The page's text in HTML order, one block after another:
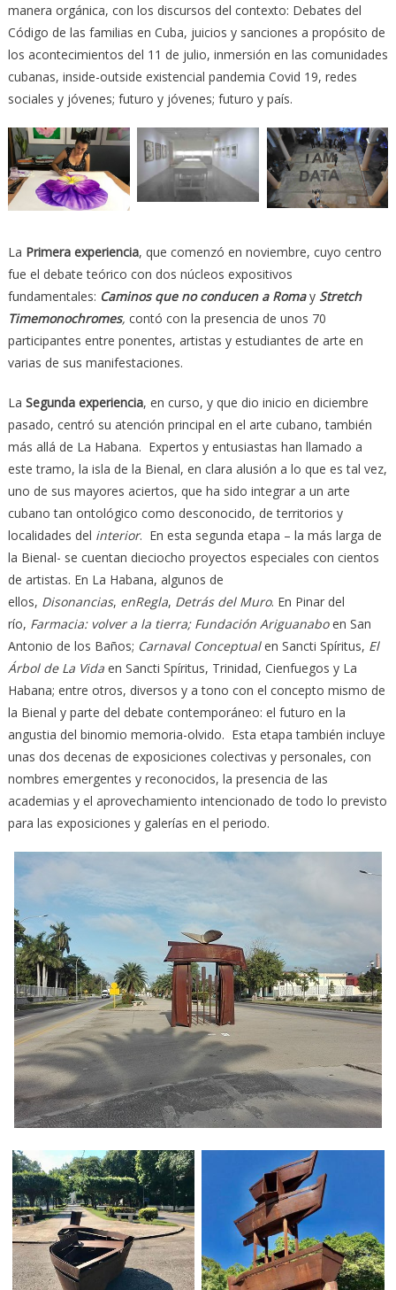
manera orgánica, con los discursos del contexto: Debates del
Código de las familias en Cuba, juicios y sanciones a propósito de
los acontecimientos del 11 de julio, inmersión en las comunidades
cubanas, inside-outside existencial pandemia Covid 19, redes
sociales y jóvenes; futuro y jóvenes; futuro y país.
La Primera experiencia, que comenzó en noviembre, cuyo centro
fue el debate teórico con dos núcleos expositivos
fundamentales: Caminos que no conducen a Romay Stretch
Timemonochromes, contó con la presencia de unos 70
participantes entre ponentes, artistas y estudiantes de arte en
varias de sus manifestaciones.
La Segunda experiencia, en curso, y que dio inicio en diciembre
pasado, centró su atención principal en el arte cubano, también
más allá de La Habana. Expertos y entusiastas han llamado a
este tramo, la isla de la Bienal, en clara alusión a lo que es tal vez,
uno de sus mayores aciertos, que ha sido integrar a un arte
cubano tan ontológico como desconocido, de territorios y
localidades del interior. En esta segunda etapa – la más larga de
la Bienal- se cuentan dieciocho proyectos especiales con cientos
de artistas. En La Habana, algunos de
ellos, Disonancias, enRegla, Detrás del Muro. En Pinar del
río, Farmacia: volver a la tierra; Fundación Ariguanaboen San
Antonio de los Baños; Carnaval Conceptualen Sancti Spíritus, El
Árbol de La Vidaen Sancti Spíritus, Trinidad, Cienfuegos y La
Habana; entre otros, diversos y a tono con el concepto mismo de
la Bienal y parte del debate contemporáneo: el futuro en la
angustia del binomio memoria-olvido. Esta etapa también incluye
unas dos decenas de exposiciones colectivas y personales, con
nombres emergentes y reconocidos, la presencia de las
academias y el aprovechamiento intencionado de todo lo previsto
para las exposiciones y galerías en el periodo.